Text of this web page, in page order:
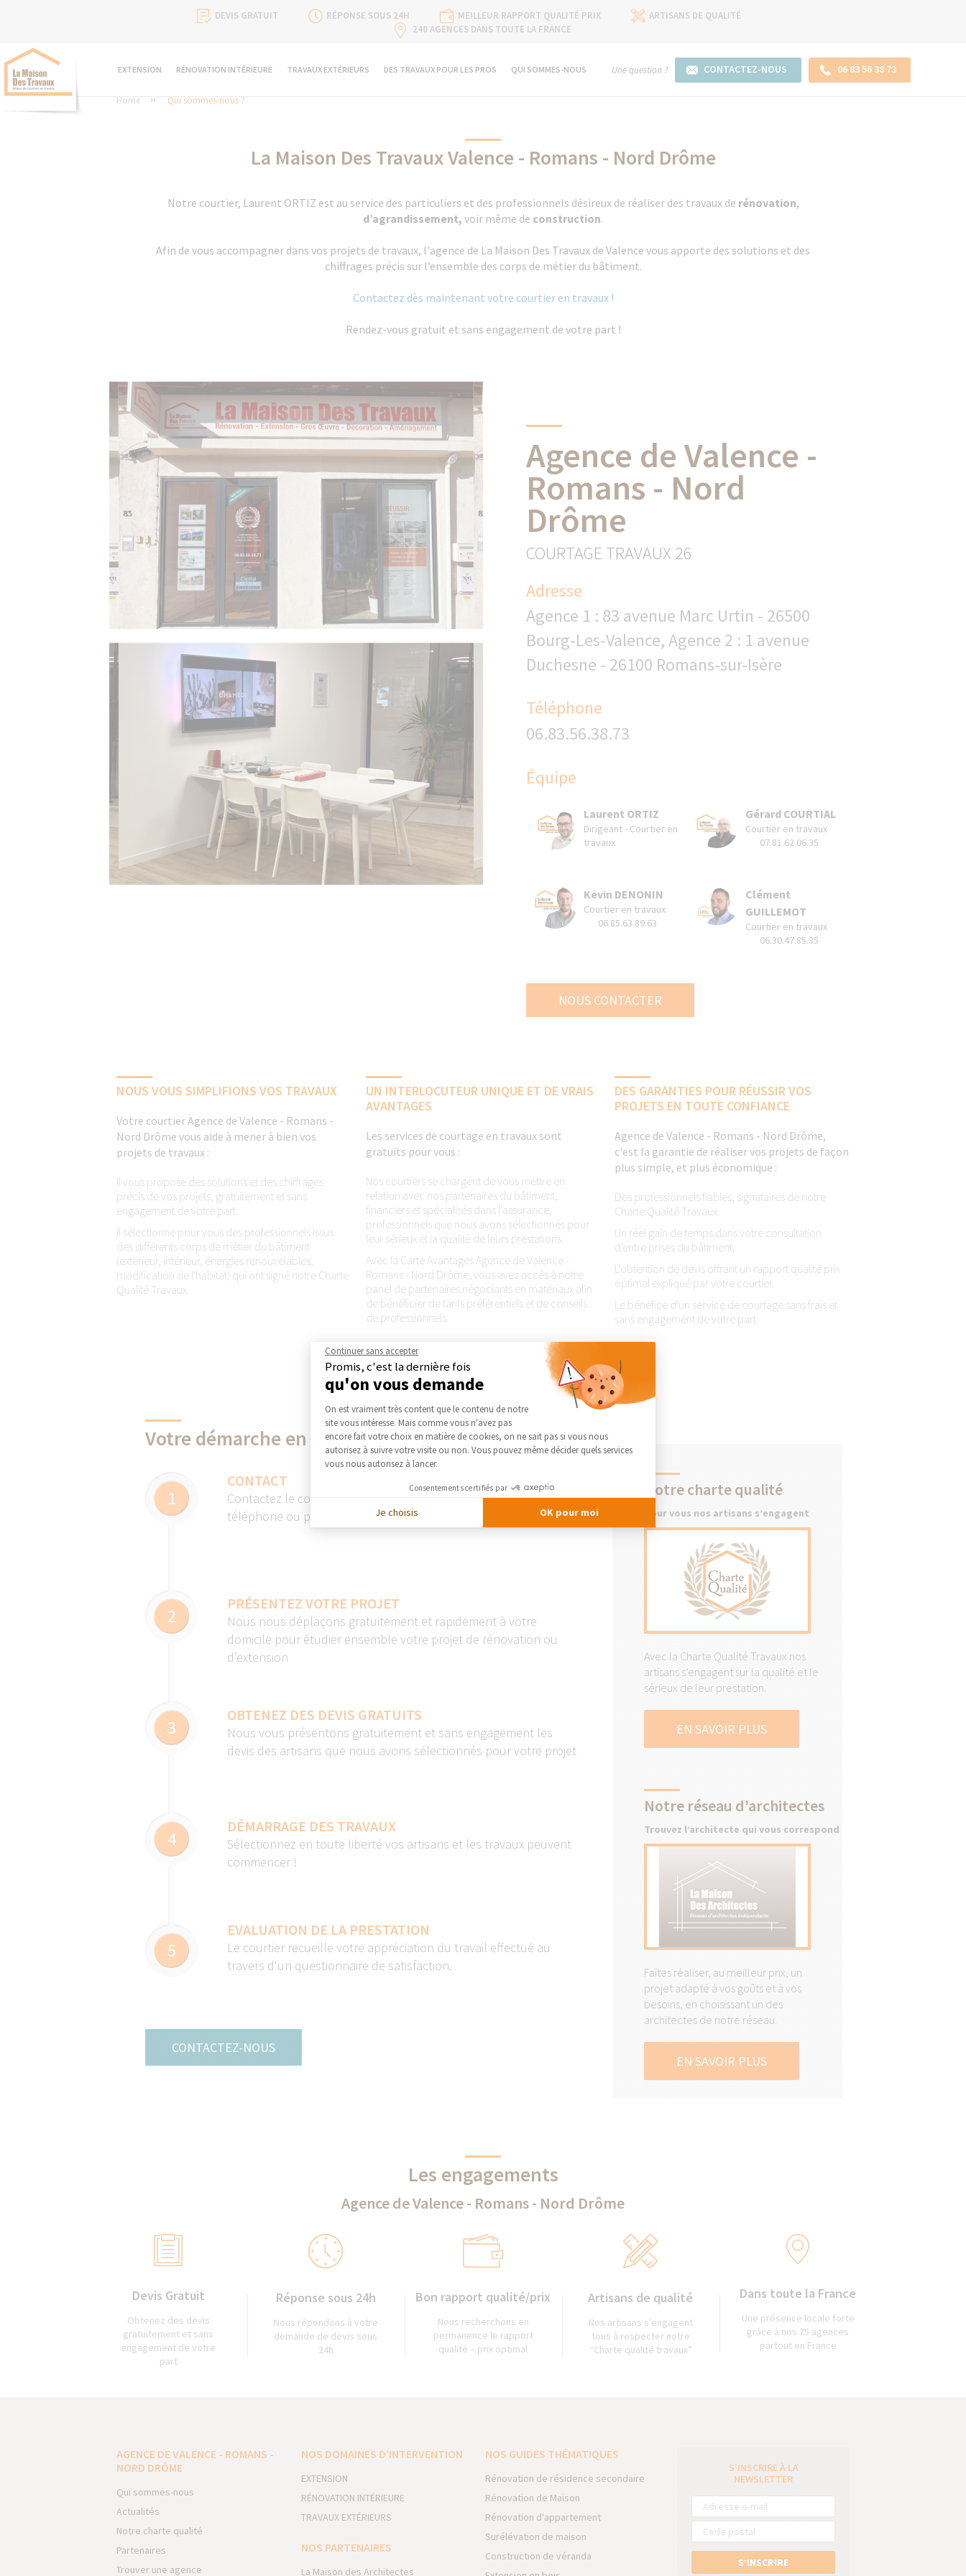
DEVIS GRATUIT RÉPONSE SOUS 24H MEILLEUR RAPPORT QUALITÉ PRIX
ARTISANS DE QUALITÉ
240 AGENCES DANS TOUTE LA FRANCE
EXTENSION RÉNOVATION INTÉRIEURE TRAVAUX EXTÉRIEURS DES TRAVAUX POUR LES PROS QUI SOMMES-NOUS Une question ? CONTACTEZ-NOUS 06 83 56 38 73
Home Qui sommes-nous ?
La Maison Des Travaux Valence - Romans - Nord Drôme
Notre courtier, Laurent ORTIZ est au service des particuliers et des professionnels désireux de réaliser des travaux de rénovation,
d’agrandissement, voir même de construction.
Afin de vous accompagner dans vos projets de travaux, l'agence de La Maison Des Travaux de Valence vous apporte des solutions et des
chiffrages précis sur l’ensemble des corps de métier du bâtiment.
Contactez dès maintenant votre courtier en travaux !
Rendez-vous gratuit et sans engagement de votre part !
Agence de Valence -
Romans - Nord
Drôme
COURTAGE TRAVAUX 26
Adresse
Agence 1 : 83 avenue Marc Urtin - 26500
Bourg-Les-Valence, Agence 2 : 1 avenue
Duchesne - 26100 Romans-sur-Isère
Téléphone
06.83.56.38.73
Équipe
Laurent ORTIZ
Dirigeant - Courtier en
travaux
Gérard COURTIAL
Courtier en travaux
07.81.62.06.35
Kevin DENONIN
Courtier en travaux
06.85.63.89.63
Clément
GUILLEMOT
Courtier en travaux
06.30.47.85.35
NOUS CONTACTER
NOUS VOUS SIMPLIFIONS VOS TRAVAUX
Votre courtier Agence de Valence - Romans -
Nord Drôme vous aide à mener à bien vos
projets de travaux :
Il vous propose des solutions et des chiffrages
précis de vos projets, gratuitement et sans
engagement de votre part.
Il sélectionne pour vous des professionnels issus
des différents corps de métier du bâtiment
(extérieur, intérieur, énergies renouvelables,
modification de l'habitat) qui ont signé notre Charte
Qualité Travaux.
UN INTERLOCUTEUR UNIQUE ET DE VRAIS
AVANTAGES
Les services de courtage en travaux sont
gratuits pour vous :
Nos courtiers se chargent de vous mettre en
relation avec nos partenaires du bâtiment,
financiers et spécialisés dans l'assurance,
professionnels que nous avons sélectionnés pour
leur sérieux et la qualité de leurs prestations.
Avec la Carte Avantages Agence de Valence -
Romans - Nord Drôme, vous avez accès à notre
panel de partenaires négociants en matériaux afin
de bénéficier de tarifs préférentiels et de conseils
de professionnels.
DES GARANTIES POUR RÉUSSIR VOS
PROJETS EN TOUTE CONFIANCE
Agence de Valence - Romans - Nord Drôme,
c'est la garantie de réaliser vos projets de façon
plus simple, et plus économique :
Des professionnels fiables, signataires de notre
Charte Qualité Travaux.
Un réel gain de temps dans votre consultation
d'entre prises du bâtiment.
L'obtention de devis offrant un rapport qualité prix
optimal expliqué par votre courtier.
Le bénéfice d'un service de courtage sans frais et
sans engagement de votre part.
Votre démarche en 5 étapes
1
CONTACT
Contactez le courtier en travaux proche de chez vous par
téléphone ou par mail (lien carte de France)
2
PRÉSENTEZ VOTRE PROJET
Nous nous déplaçons gratuitement et rapidement à votre
domicile pour étudier ensemble votre projet de rénovation ou
d’extension
3
OBTENEZ DES DEVIS GRATUITS
Nous vous présentons gratuitement et sans engagement les
devis des artisans que nous avons sélectionnés pour votre projet
4
DÉMARRAGE DES TRAVAUX
Sélectionnez en toute liberté vos artisans et les travaux peuvent
commencer !
5
EVALUATION DE LA PRESTATION
Le courtier recueille votre appréciation du travail effectué au
travers d'un questionnaire de satisfaction.
CONTACTEZ-NOUS
Notre charte qualité
Pour vous nos artisans s’engagent
Avec la Charte Qualité Travaux nos
artisans s’engagent sur la qualité et le
sérieux de leur prestation.
EN SAVOIR PLUS
Notre réseau d’architectes
Trouvez l’architecte qui vous correspond
Faîtes réaliser, au meilleur prix, un
projet adapté à vos goûts et à vos
besoins, en choisissant un des
architectes de notre réseau.
EN SAVOIR PLUS
Les engagements
Agence de Valence - Romans - Nord Drôme
Devis Gratuit
Obtenez des devis
gratuitement et sans
engagement de votre
part
Réponse sous 24h
Nous répondons à votre
demande de devis sous
24h
Bon rapport qualité/prix
Nous recherchons en
permanence le rapport
qualité – prix optimal
Artisans de qualité
Nos artisans s’engagent
tous à respecter notre
“Charte qualité travaux”
Dans toute la France
Une présence locale forte
grâce à nos 75 agences
partout en France
AGENCE DE VALENCE - ROMANS -
NORD DRÔME
Qui sommes-nous
Actualités
Notre charte qualité
Partenaires
Trouver une agence
NOS DOMAINES D’INTERVENTION
EXTENSION
RÉNOVATION INTÉRIEURE
TRAVAUX EXTÉRIEURS
NOS PARTENAIRES
La Maison des Architectes
NOS GUIDES THÉMATIQUES
Rénovation de résidence secondaire
Rénovation de Maison
Rénovation d'appartement
Surélévation de maison
Construction de véranda
S’INSCRIRE À LA
NEWSLETTER
S’INSCRIRE
Continuer sans accepter
Promis, c'est la dernière fois
qu'on vous demande
Plateforme de Gestion du Consentement : Personnalisez vos Options
On est vraiment très content que le contenu de notre
site vous intéresse. Mais comme vous n'avez pas
encore fait votre choix en matière de cookies, on ne sait pas si vous nous
autorisez à suivre votre visite ou non. Vous pouvez même décider quels services
vous nous autorisez à lancer.
Consentements certifiés par
Je choisis OK pour moi
Axeptio consent